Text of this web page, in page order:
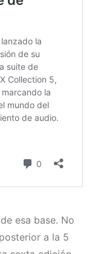
esa base. No
a la 5